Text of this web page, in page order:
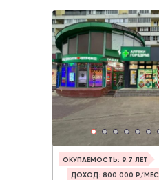
ОКУПАЕМОСТЬ: 9.7 ЛЕТ
ДОХОД: 800 000 Р/МЕС